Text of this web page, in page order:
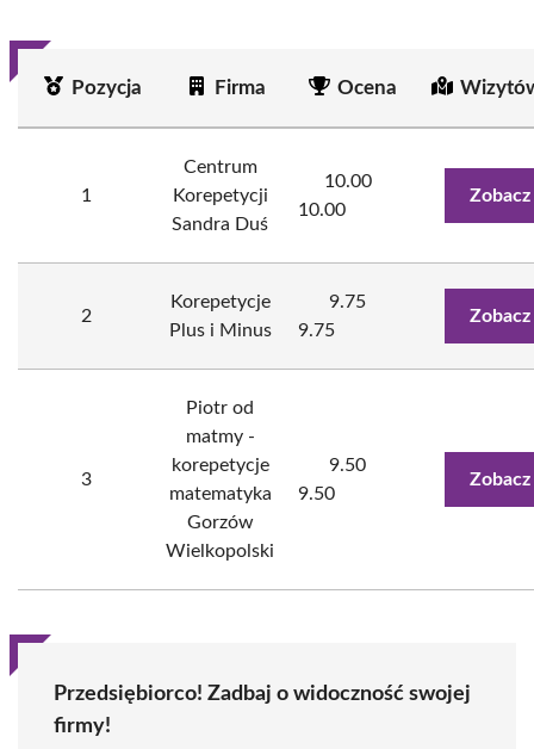
Pozycja Firma Ocena
1
Centrum
Korepetycji
Sandra Duś
10.00
10.00
2
Korepetycje
Plus i Minus
9.75
9.75
3
Piotr od
matmy -
korepetycje
matematyka
Gorzów
Wielkopolski
9.50
9.50
Przedsiębiorco! Zadbaj o widoczność swojej
firmy!